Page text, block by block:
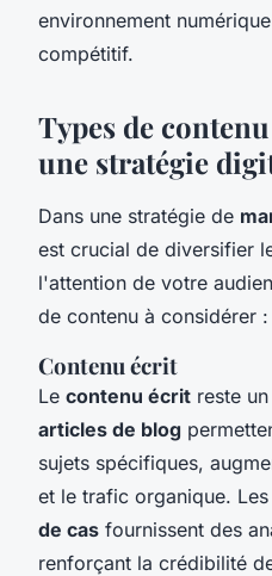
environnement
compétitif.
Types de
une stratégie
Dans une stratégie de
est crucial de diversifier
l'attention de votre
de contenu à considérer :
Contenu écrit
Le contenu écrit reste
articles de blog
sujets spécifiques,
et le trafic organique. Les
de cas fournissent des
renforçant la crédibilité